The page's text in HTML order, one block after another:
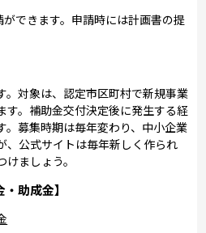
できます。申請時には計画書の提
。対象は、認定市区町村で新規事業
す。補助金交付決定後に発生する経
。募集時期は毎年変わり、中小企業
、公式サイトは毎年新しく作られ
ましょう。
助成金】